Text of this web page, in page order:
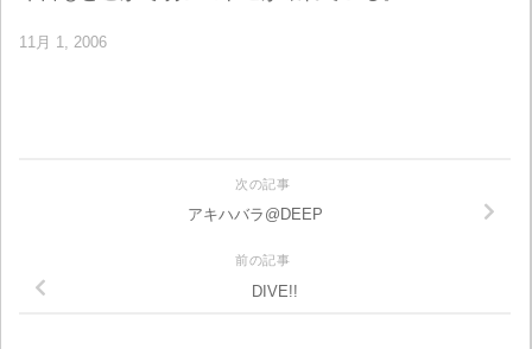
11月 1, 2006
次の記事
アキハバラ@DEEP
前の記事
DIVE!!